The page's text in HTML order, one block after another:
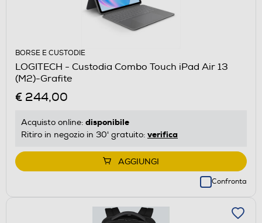
BORSE E CUSTODIE
LOGITECH - Custodia Combo Touch iPad Air 13
(M2)-Grafite
€ 244,00
Acquisto online: disponibile
Ritiro in negozio in 30' gratuito: verifica
AGGIUNGI
Confronta